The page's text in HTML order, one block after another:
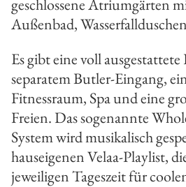
geschlossene Atriumgärten
Außenbad,
Es gibt eine voll
separatem Butler-Eingang,
Fitnessraum, Spa und eine
Freien. Das sogenannte
System wird musikalisch
hauseigenen Velaa-Playlist,
jeweiligen Tageszeit für